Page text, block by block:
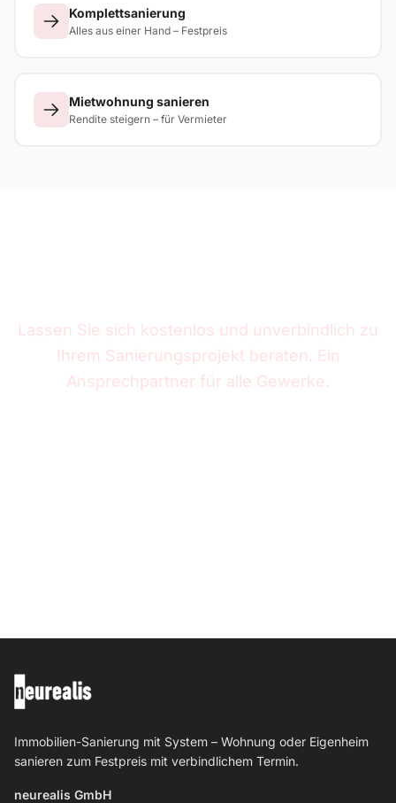
Komplettsanierung
Alles aus einer Hand – Festpreis
Mietwohnung sanieren
Rendite steigern – für Vermieter
Lassen Sie sich kostenlos und unverbindlich zu
Ihrem Sanierungsprojekt beraten. Ein
Ansprechpartner für alle Gewerke.
Immobilien-Sanierung mit System – Wohnung oder Eigenheim
sanieren zum Festpreis mit verbindlichem Termin.
neurealis GmbH